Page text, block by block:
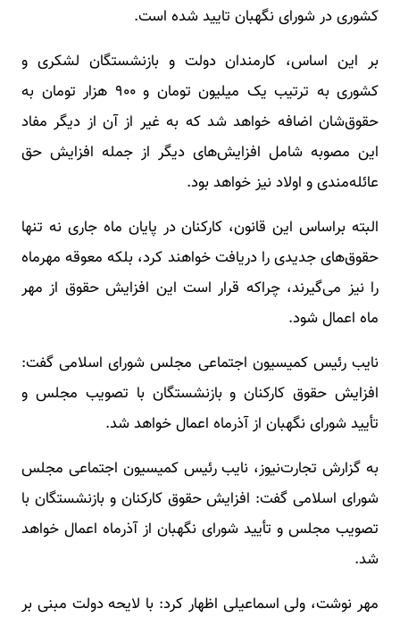
کشوری در شورای نگهبان تایید شده است.
بر این اساس، کارمندان دولت و بازنشستگان لشکری و
کشوری به ترتیب یک میلیون تومان و ۹۰۰ هزار تومان به
حقوق‌شان اضافه خواهد شد که به غیر از آن از دیگر مفاد
این مصوبه شامل افزایش‌های دیگر از جمله افزایش حق
عائله‌مندی و اولاد نیز خواهد بود.
البته براساس این قانون، کارکنان در پایان ماه جاری نه تنها
حقوق‌های جدیدی را دریافت خواهند کرد، بلکه معوقه مهرماه
را نیز می‌گیرند، چراکه قرار است این افزایش حقوق از مهر
ماه اعمال شود.
نایب رئیس کمیسیون اجتماعی مجلس شورای اسلامی گفت:
افزایش حقوق کارکنان و بازنشستگان با تصویب مجلس و
تأیید شورای نگهبان از آذرماه اعمال خواهد شد.
به گزارش تجارت‌نیوز، نایب رئیس کمیسیون اجتماعی مجلس
شورای اسلامی گفت: افزایش حقوق کارکنان و بازنشستگان با
تصویب مجلس و تأیید شورای نگهبان از آذرماه اعمال خواهد
شد.
مهر نوشت، ولی اسماعیلی اظهار کرد: با لایحه دولت مبنی بر